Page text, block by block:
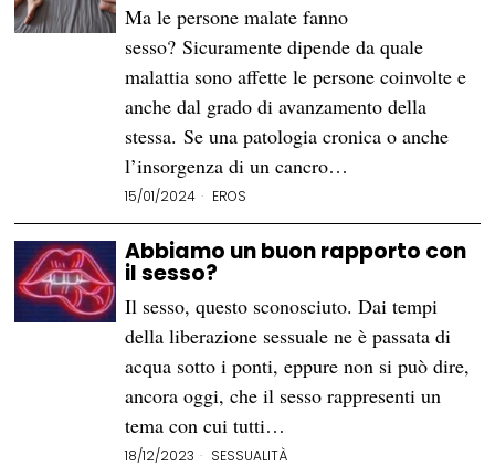
Ma le persone malate fanno
sesso? Sicuramente dipende da quale
malattia sono affette le persone coinvolte e
anche dal grado di avanzamento della
stessa. Se una patologia cronica o anche
l’insorgenza di un cancro…
15/01/2024 EROS
Abbiamo un buon rapporto con
il sesso?
Il sesso, questo sconosciuto. Dai tempi
della liberazione sessuale ne è passata di
acqua sotto i ponti, eppure non si può dire,
ancora oggi, che il sesso rappresenti un
tema con cui tutti…
18/12/2023 SESSUALITÀ